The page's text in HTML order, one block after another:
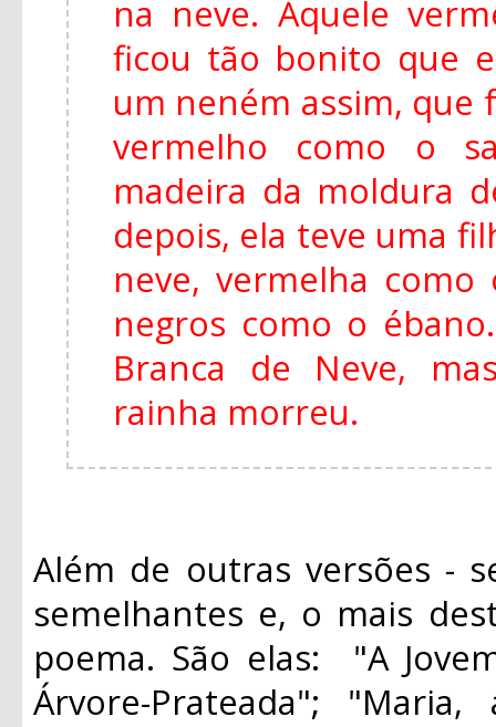
na neve. Aquele
ficou tão bonito que
um neném assim, que
vermelho como o
madeira da moldura
depois, ela teve uma
neve, vermelha
negros como o
Branca de Neve,
rainha morreu.
Além de outras versões -
semelhantes e, o mais
poema. São elas: "A
Árvore-Prateada";